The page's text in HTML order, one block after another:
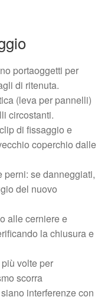
portaoggetti per
di ritenuta.
(leva per pannelli)
circostanti.
di fissaggio e
coperchio dalle
perni: se danneggiati,
del nuovo
alle cerniere e
la chiusura e
volte per
scorra
interferenze con